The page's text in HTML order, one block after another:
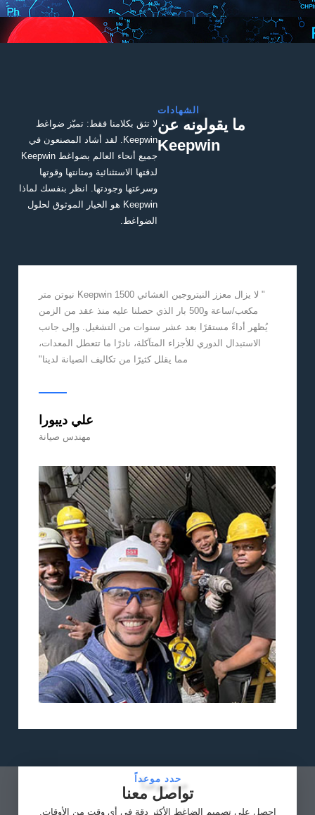
الشهادات
ما يقولونه عن
Keepwin
لا تثق بكلامنا فقط: تميّز ضواغط
Keepwin. لقد أشاد المصنعون في
جميع أنحاء العالم بضواغط Keepwin
لدقتها الاستثنائية ومتانتها وقوتها
وسرعتها وجودتها. انظر بنفسك لماذا
Keepwin هو الخيار الموثوق لحلول
الضواغط.
" لا يزال معزز النيتروجين الغشائي Keepwin 1500 نيوتن متر
مكعب/ساعة و500 بار الذي حصلنا عليه منذ عقد من الزمن
يُظهر أداءً مستقرًا بعد عشر سنوات من التشغيل. وإلى جانب
الاستبدال الدوري للأجزاء المتآكلة، نادرًا ما تتعطل المعدات،
مما يقلل كثيرًا من تكاليف الصيانة لدينا"
علي ديبورا
مهندس صيانة
حدد موعداً
تواصل معنا
احصل على تصميم الضاغط الأكثر دقة في أي وقت من الأوقات.